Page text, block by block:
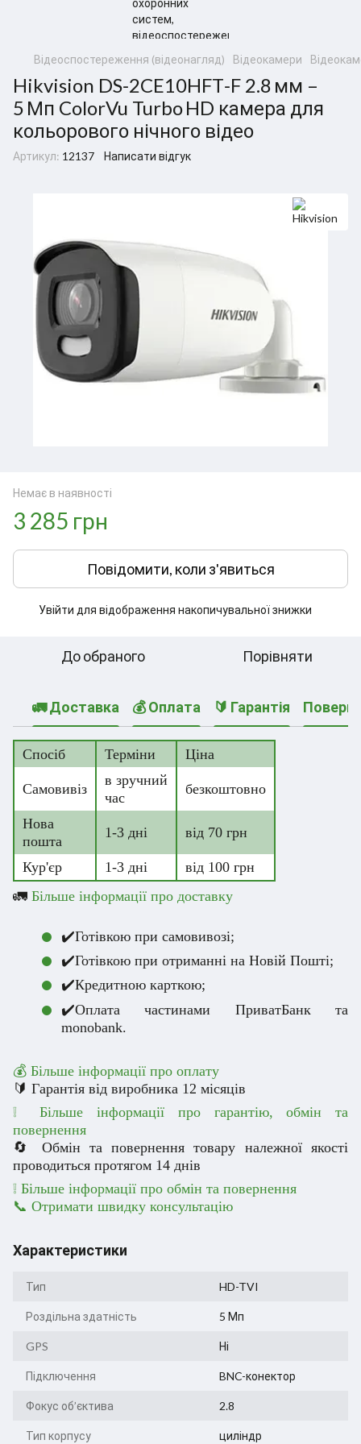
Відеоспостереження (відеонагляд) Відеокамери
Hikvision DS‑2CE10HFT‑F 2.8 мм –
5 Мп ColorVu Turbo HD камера для
кольорового нічного відео
Артикул: 12137 Написати відгук
Немає в наявності
3 285 грн
Повідомити, коли з'явиться
Увійти для відображення накопичувальної знижки
До обраного Порівняти
🚛 Доставка 💰 Оплата 🔰 Гарантія
Спосіб Терміни Ціна
Самовивіз
в зручний
час
безкоштовно
Нова
пошта
1-3 дні від 70 грн
Кур'єр 1-3 дні
від 100 грн
🚛 Більше інформації про доставку
✔️Готівкою при самовивозі;
✔️Готівкою при отриманні на Новій Пошті;
✔️Кредитною карткою;
✔️Оплата частинами ПриватБанк та
monobank.
💰 Більше інформації про оплату
🔰 Гарантія від виробника 12 місяців
❕ Більше інформації про гарантію, обмін та
повернення
🔄 Обмін та повернення товару належної якості
проводиться протягом 14 днів
❕ Більше інформації про обмін та повернення
📞 Отримати швидку консультацію
Характеристики
Тип HD-TVI
Роздільна здатність 5 Мп
GPS Ні
Підключення BNC-конектор
Фокус об’єктива 2.8
Тип корпусу циліндр